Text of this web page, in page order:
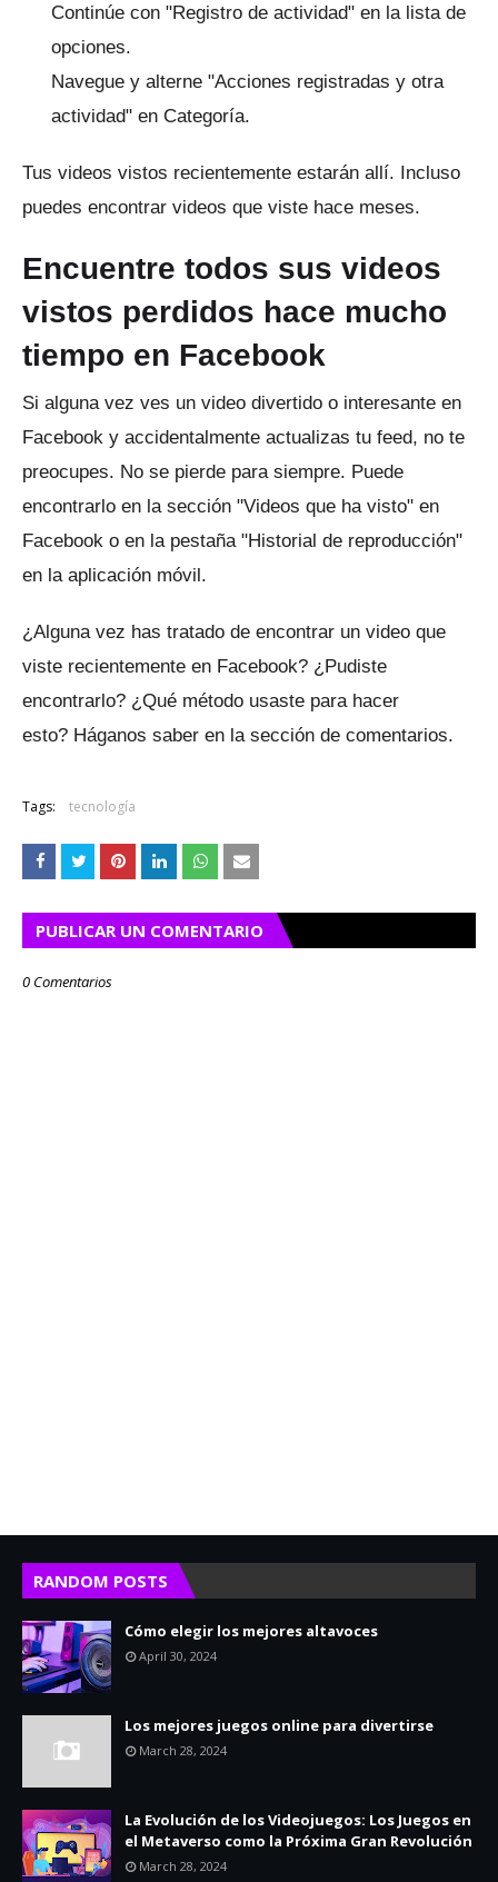
Continúe con "Registro de actividad" en la lista de
opciones.
Navegue y alterne "Acciones registradas y otra
actividad" en Categoría.
Tus videos vistos recientemente estarán allí. Incluso
puedes encontrar videos que viste hace meses.
Encuentre todos sus videos
vistos perdidos hace mucho
tiempo en Facebook
Si alguna vez ves un video divertido o interesante en
Facebook y accidentalmente actualizas tu feed, no te
preocupes. No se pierde para siempre. Puede
encontrarlo en la sección "Videos que ha visto" en
Facebook o en la pestaña "Historial de reproducción"
en la aplicación móvil.
¿Alguna vez has tratado de encontrar un video que
viste recientemente en Facebook? ¿Pudiste
encontrarlo? ¿Qué método usaste para hacer
esto? Háganos saber en la sección de comentarios.
Tags: tecnología
PUBLICAR UN COMENTARIO
0 Comentarios
RANDOM POSTS
Cómo elegir los mejores altavoces
April 30, 2024
Los mejores juegos online para divertirse
March 28, 2024
La Evolución de los Videojuegos: Los Juegos en
el Metaverso como la Próxima Gran Revolución
March 28, 2024